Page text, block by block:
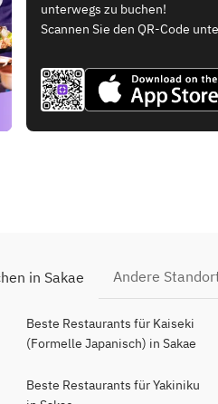
unterwegs zu buchen!
Scannen Sie den QR-Code
in Sakae Andere
Beste Restaurants für Kaiseki
(Formelle Japanisch) in Sakae
Beste Restaurants für Yakiniku